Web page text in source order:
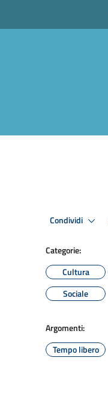
Condividi
Categorie:
Cultura
Sociale
Argomenti:
Tempo libero